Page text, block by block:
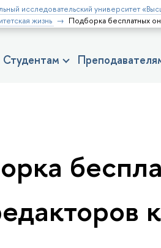
исследовательский университет
жизнь
Подборка бесплатных
Студентам